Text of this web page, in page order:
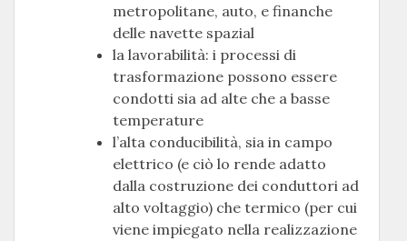
metropolitane, auto, e finanche
delle navette spazial
la lavorabilità: i processi di
trasformazione possono essere
condotti sia ad alte che a basse
temperature
l’alta conducibilità, sia in campo
elettrico (e ciò lo rende adatto
dalla costruzione dei conduttori ad
alto voltaggio) che termico (per cui
viene impiegato nella realizzazione